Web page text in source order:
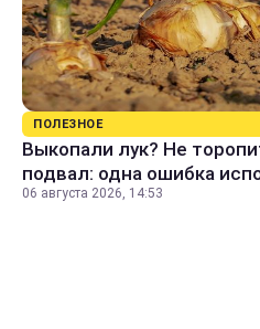
ПОЛЕЗНОЕ
Выкопали лук? Не
подвал: одна ошибка
06 августа 2026, 14:53